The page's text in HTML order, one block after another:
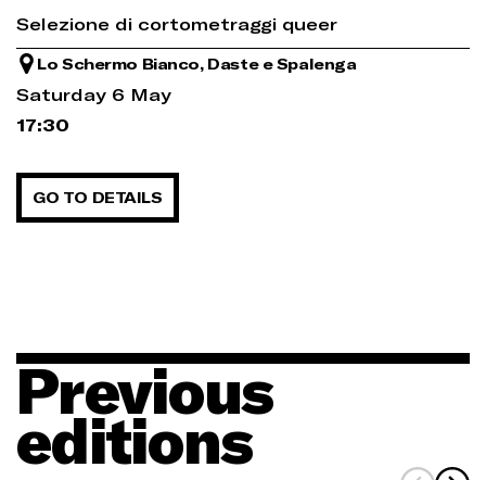
Selezione di cortometraggi queer
Lo Schermo Bianco, Daste e Spalenga
Saturday 6 May
17:30
GO TO DETAILS
Previous
editions